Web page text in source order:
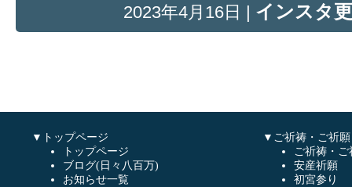
2023年4月16日 | インスタ
▼トップページ
トップページ
ブログ(日々八百万)
お知らせ一覧
▼ご祈祷・ご祈願
ご祈祷・ご
安産祈願
初宮参り